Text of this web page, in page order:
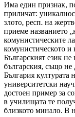
Има един признак,
приличат:
злото, респ. на
приеме названието
комунистическите
комунистическото и
Българският език не
българския, също не
България културата
университетски
достоен пример за
в училищата те
близкото минало. В